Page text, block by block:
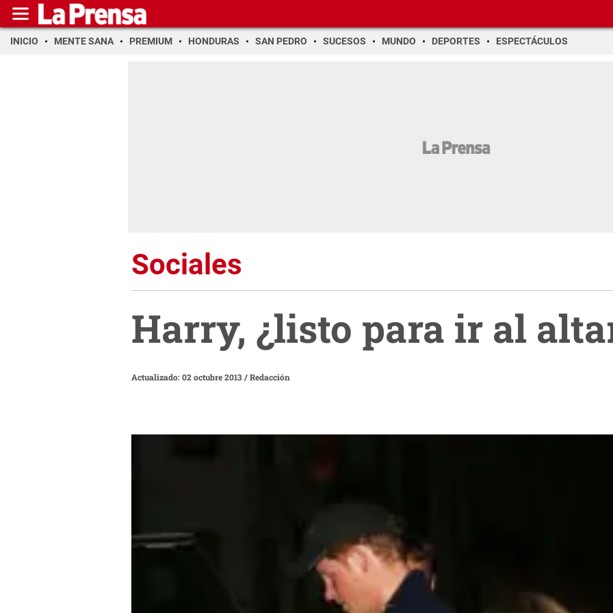
INICIO MENTE SANA PREMIUM HONDURAS SAN PEDRO SUCESOS MUNDO DEPORTES ESPECTÁCULOS
Sociales
Harry, ¿listo para ir al
Actualizado: 02 octubre 2013/Redacción